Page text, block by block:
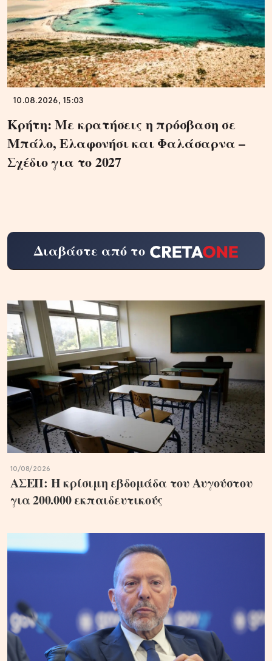
10.08.2026, 15:03
Κρήτη: Με κρατήσεις η πρόσβαση σε
Μπάλο, Ελαφονήσι και Φαλάσαρνα –
Σχέδιο για το 2027
Διαβάστε από το
10/08/2026
ΑΣΕΠ: Η κρίσιμη εβδομάδα του Αυγούστου
για 200.000 εκπαιδευτικούς